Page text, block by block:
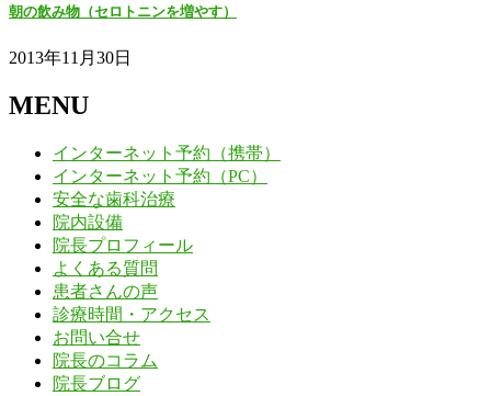
朝の飲み物（セロトニンを増やす）
2013年11月30日
MENU
インターネット予約（携帯）
インターネット予約（PC）
安全な歯科治療
院内設備
院長プロフィール
よくある質問
患者さんの声
診療時間・アクセス
お問い合せ
院長のコラム
院長ブログ